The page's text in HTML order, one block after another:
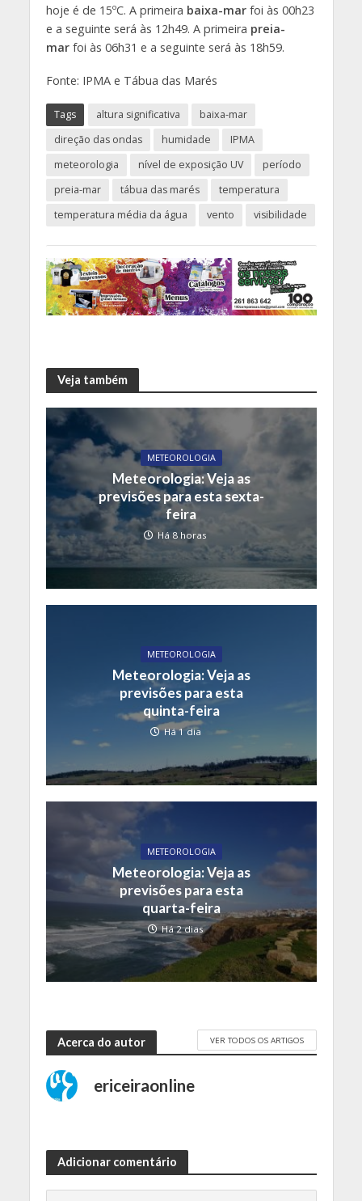
hoje é de 15ºC. A primeira baixa-marfoi às 00h23
e a seguinte será às 12h49. A primeira preia-
marfoi às 06h31 e a seguinte será às 18h59.
Fonte: IPMA e Tábua das Marés
Tags altura significativa
baixa-mar
direção das ondas
humidade
IPMA
meteorologia
nível de exposição UV
período
preia-mar
tábua das marés
temperatura
temperatura média da água
vento visibilidade
Veja também
METEOROLOGIA
Meteorologia: Veja as
previsões para esta sexta-
feira
Há 8 horas
METEOROLOGIA
Meteorologia: Veja as
previsões para esta
quinta-feira
Há 1 dia
METEOROLOGIA
Meteorologia: Veja as
previsões para esta
quarta-feira
Há 2 dias
Acerca do autor VER TODOS OS ARTIGOS
ericeiraonline
Adicionar comentário